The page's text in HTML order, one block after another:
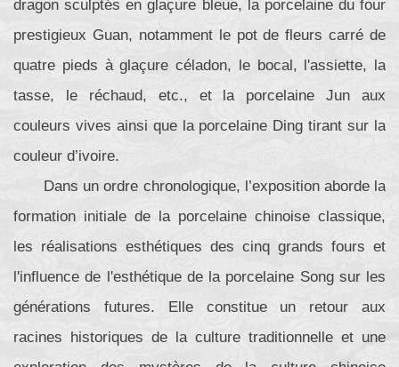
dragon sculptés en glaçure bleue, la porcelaine du four
prestigieux Guan, notamment le pot de fleurs carré de
quatre pieds à glaçure céladon, le bocal, l'assiette, la
tasse, le réchaud, etc., et la porcelaine Jun aux
couleurs vives ainsi que la porcelaine Ding tirant sur la
couleur d’ivoire.
Dans un ordre chronologique, l’exposition aborde la
formation initiale de la porcelaine chinoise classique,
les réalisations esthétiques des cinq grands fours et
l'influence de l'esthétique de la porcelaine Song sur les
générations futures. Elle constitue un retour aux
racines historiques de la culture traditionnelle et une